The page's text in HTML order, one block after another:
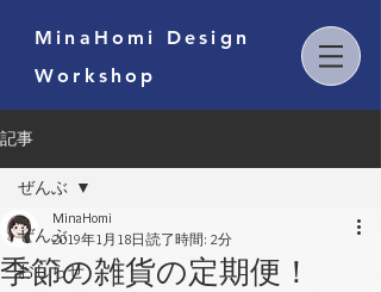
MinaHomi Design
Workshop
記事
ぜんぶ
おしらせ
ぜんぶ
季節の雑貨の定期便！
MinaHomi
2019年1月18日 読了時間: 2分